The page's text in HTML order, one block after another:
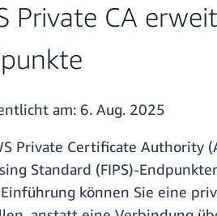
Private CA
am: 6. Aug. 2025
Private Certificate Authority
Standard (FIPS)-
können Sie eine